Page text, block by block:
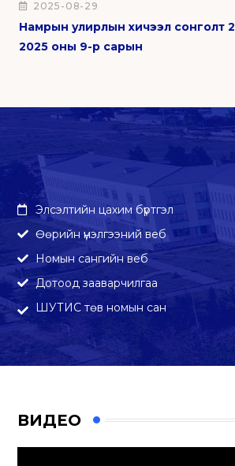
Намрын улирлын хичээл сонголт 2
2025 оны 9-р сарын
2025-08-29
Элсэлтийн цахим бүртгэл
Өөрийн үнэлгээний веб
Номын сангийн веб
Дотоод зааварчилгаа
ШУТИС төв номын сан
ВИДЕО